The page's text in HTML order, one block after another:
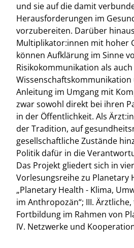
und sie auf die damit
Herausforderungen im
vorzubereiten. Darüber
Multiplikator:innen mit hoher
können Aufklärung im Sinne
Risikokommunikation als auch
Anleitung im Umgang mit
zwar sowohl direkt bei ihren
in der Öffentlichkeit. Als
der Tradition, auf
gesellschaftliche Zustände
Politik dafür in die
Das Projekt gliedert sich in
Vorlesungsreihe zu Planetary
„Planetary Health - Klima,
im Anthropozän“; III.
Fortbildung im Rahmen von
IV. Netzwerke und